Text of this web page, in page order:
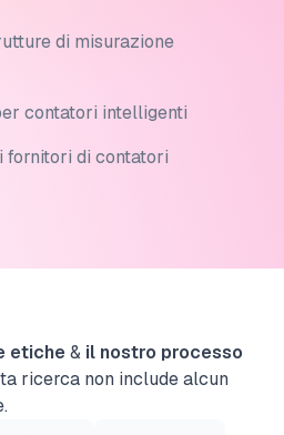
di misurazione
contatori intelligenti
fornitori di contatori
etiche & il nostro processo
ricerca non include alcun